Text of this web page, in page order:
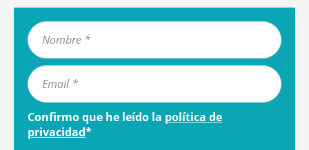
Confirmo que he leído la política de
privacidad*